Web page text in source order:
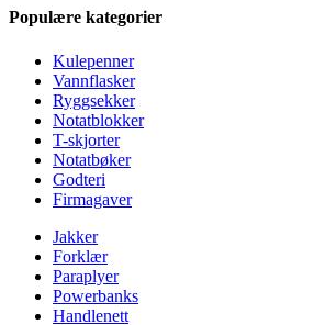
Populære kategorier
Kulepenner
Vannflasker
Ryggsekker
Notatblokker
T-skjorter
Notatbøker
Godteri
Firmagaver
Jakker
Forklær
Paraplyer
Powerbanks
Handlenett